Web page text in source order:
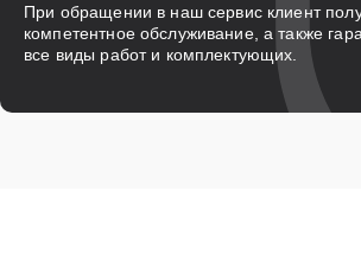
При обращении в наш сервис клиент
компетентное обслуживание, а также
все виды работ и комплектующих.